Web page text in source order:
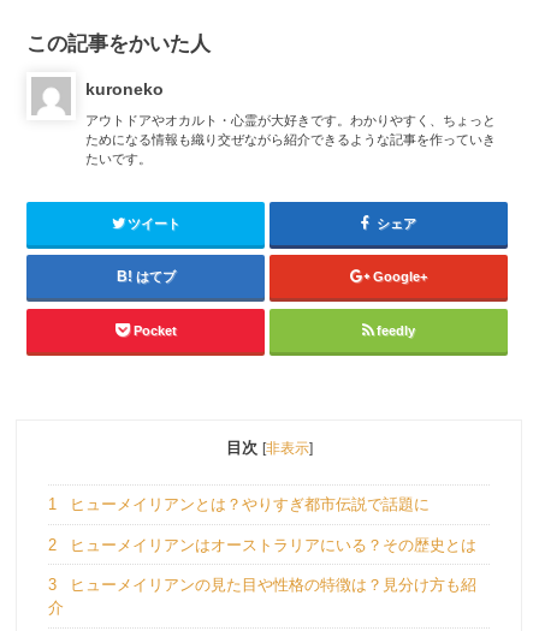
この記事をかいた人
kuroneko
アウトドアやオカルト・心霊が大好きです。わかりやすく、ちょっと
ためになる情報も織り交ぜながら紹介できるような記事を作っていき
たいです。
ツイート シェア
はてブ Google+
Pocket feedly
目次 [非表示]
1 ヒューメイリアンとは？やりすぎ都市伝説で話題に
2 ヒューメイリアンはオーストラリアにいる？その歴史とは
3
ヒューメイリアンの見た目や性格の特徴は？見分け方も紹
介